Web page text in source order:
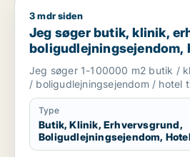
Jeg søger butik, klinik,
3 mdr siden
Jeg søger butik, klinik,
boligudlejningsejendom,
garage til salg i
Jeg søger 1-100000 m2 butik /
/ boligudlejningsejendom / hotel
Type
Butik, Klinik, Erhvervsgrund,
Boligudlejningsejendom,